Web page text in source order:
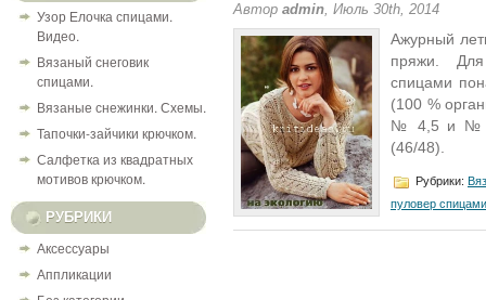
Узор Елочка спицами.
Видео.
Вязаный снеговик
спицами.
Вязаные снежинки. Схемы.
Тапочки-зайчики крючком.
Салфетка из квадратных
мотивов крючком.
РУБРИКИ
Аксессуары
Аппликации
Автор admin, Июль 30th, 2014
Ажурный
пряжи. Для
спицами
(100 %
№ 4,5 и №
(46/48).
Рубрики:
пуловер спицами